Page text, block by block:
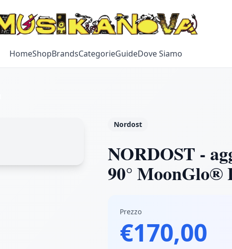
HomeShopBrandsCategorieGuideDove Siamo
Nordost
NORDOST -
90° MoonGlo®
Prezzo
€170,00